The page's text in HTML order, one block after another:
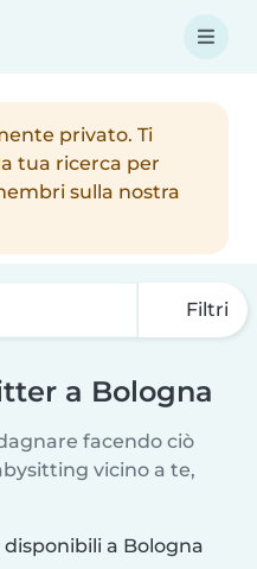
privato. Ti
tua ricerca per
sulla nostra
Filtri
a Bologna
facendo ciò
vicino a te,
a Bologna